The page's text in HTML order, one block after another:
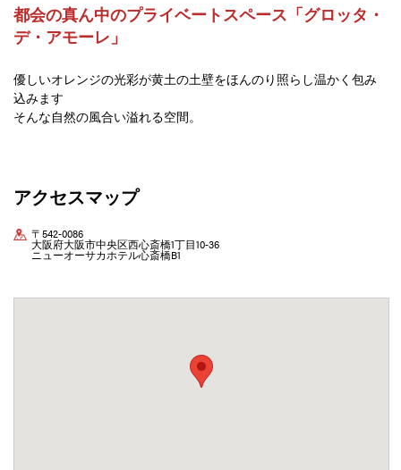
都会の真ん中のプライベートスペース「グロッタ・
デ・アモーレ」
優しいオレンジの光彩が黄土の土壁をほんのり照らし温かく包み
込みます
そんな自然の風合い溢れる空間。
アクセスマップ
〒542-0086
大阪府大阪市中央区西心斎橋1丁目10-36
ニューオーサカホテル心斎橋B1